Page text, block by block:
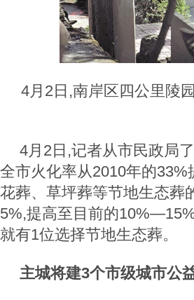
4月2日,南岸区四公里陵
4月2日,记者从市民政局
全市火化率从2010年的
花葬、草坪葬等节地生态葬
5%,提高至目前的
就有1位选择节地生态葬。
主城将建3个市级城市公